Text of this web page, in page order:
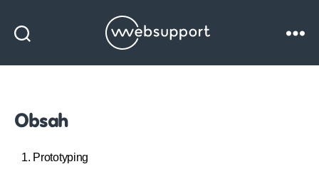
Websupport
Obsah
1. Prototyping